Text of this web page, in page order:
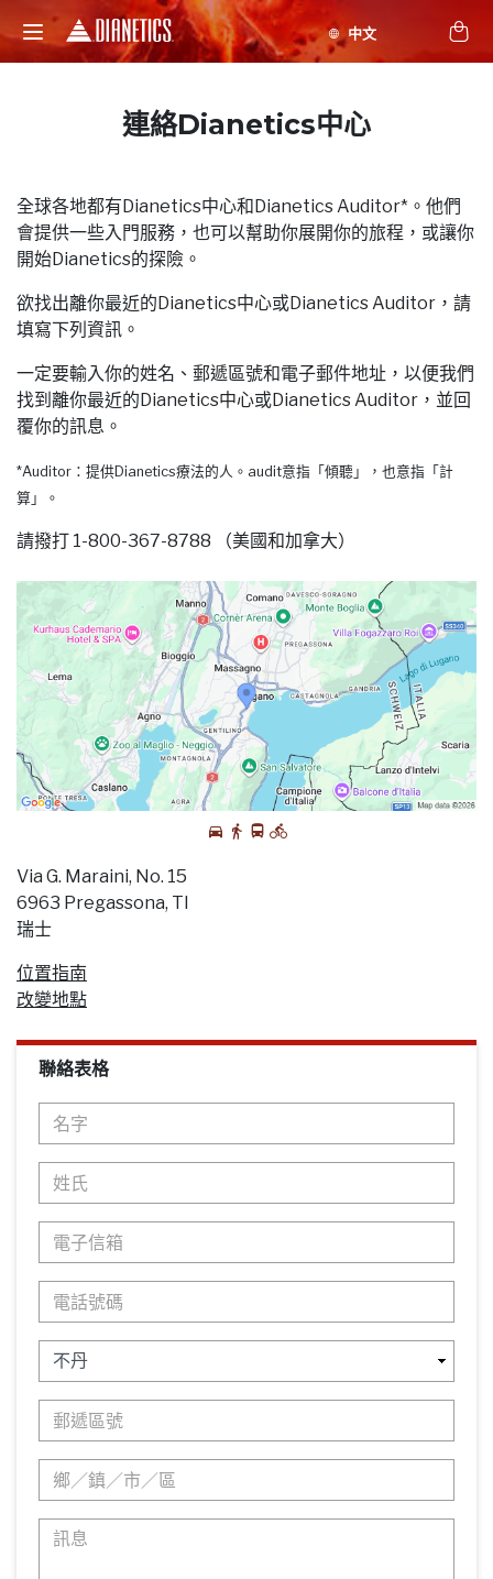
連絡Dianetics中心
全球各地都有Dianetics中心和Dianetics Auditor*。他們
會提供一些入門服務，也可以幫助你展開你的旅程，或讓你
開始Dianetics的探險。
欲找出離你最近的Dianetics中心或Dianetics Auditor，請
填寫下列資訊。
一定要輸入你的姓名、郵遞區號和電子郵件地址，以便我們
找到離你最近的Dianetics中心或Dianetics Auditor，並回
覆你的訊息。
*Auditor：提供Dianetics療法的人。audit意指「傾聽」，也意指「計
算」。
請撥打 1-800-367-8788 （美國和加拿大）
Via G. Maraini, No. 15
6963 Pregassona, TI
瑞士
位置指南
改變地點
聯絡表格